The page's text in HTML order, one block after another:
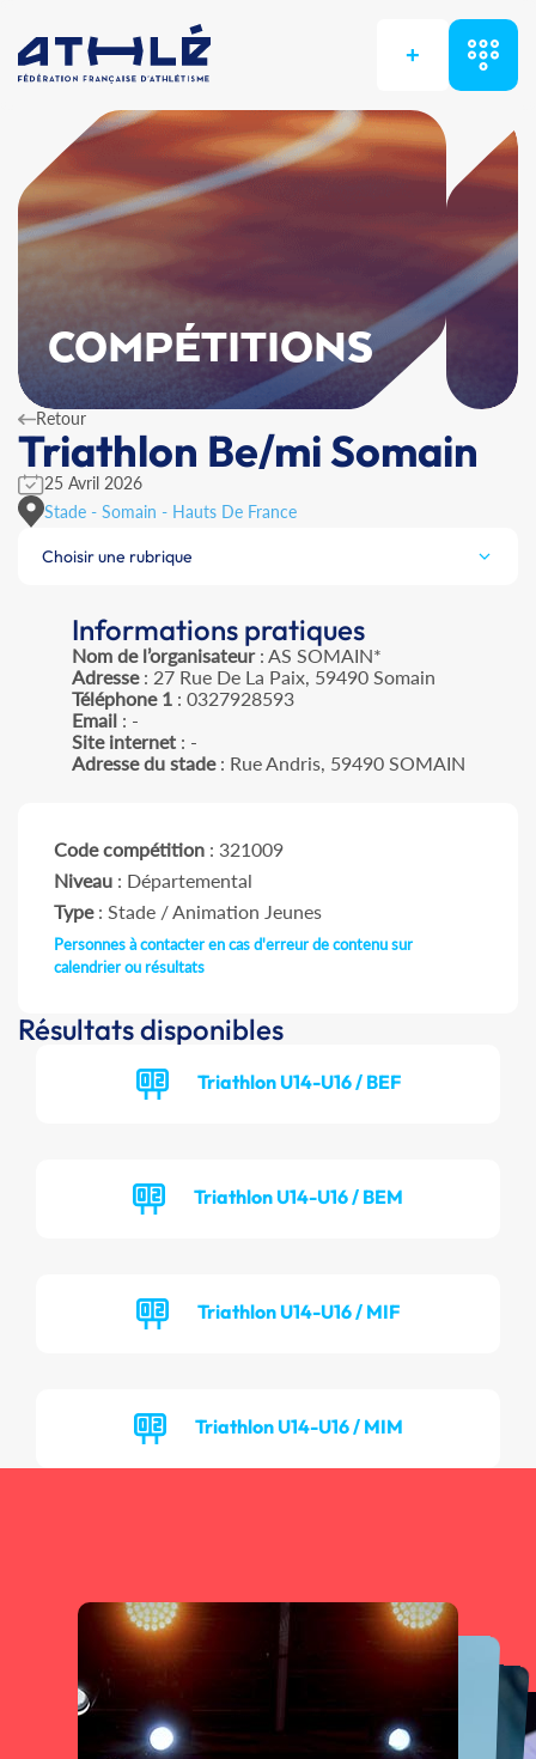
+
COMPÉTITIONS
Retour
Triathlon Be/mi Somain
25 Avril 2026
Stade - Somain - Hauts De France
Choisir une rubrique
Informations pratiques
Nom de l’organisateur: AS SOMAIN*
Adresse: 27 Rue De La Paix, 59490 Somain
Téléphone 1: 0327928593
Email: -
Site internet: -
Adresse du stade: Rue Andris, 59490 SOMAIN
Code compétition : 321009
Niveau : Départemental
Type: Stade / Animation Jeunes
Personnes à contacter en cas d'erreur de contenu sur
calendrier ou résultats
Résultats disponibles
Triathlon U14-U16 / BEF
Triathlon U14-U16 / BEM
Triathlon U14-U16 / MIF
Triathlon U14-U16 / MIM